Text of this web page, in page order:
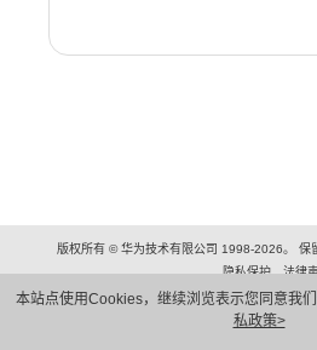
本站点使用Cookies，继续浏览表示您同意我
私政策>
版权所有 © 华为技术有限公司 1998-2026。 保
隐私保护
法律